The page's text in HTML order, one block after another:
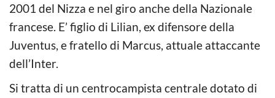
2001 del Nizza e nel giro anche della Nazionale
francese. E’ figlio di Lilian, ex difensore della
Juventus, e fratello di Marcus, attuale attaccante
dell’Inter.
Si tratta di un centrocampista centrale dotato di